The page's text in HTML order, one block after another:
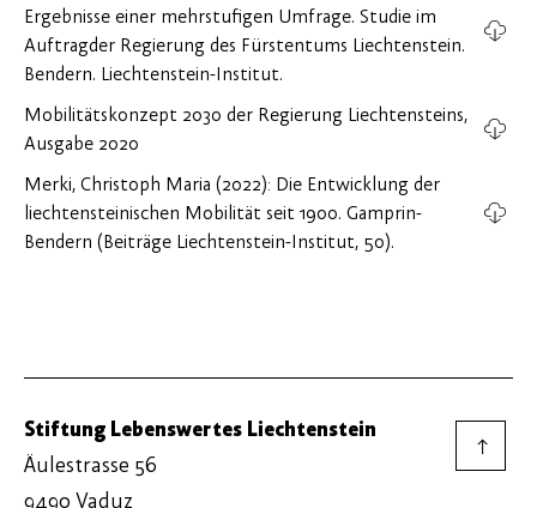
Ergebnisse einer mehrstufigen Umfrage. Studie im
Auftragder Regierung des Fürstentums Liechtenstein.
Bendern. Liechtenstein-Institut.
Mobilitätskonzept 2030 der Regierung Liechtensteins,
Ausgabe 2020
Merki, Christoph Maria (2022): Die Entwicklung der
liechtensteinischen Mobilität seit 1900. Gamprin-
Bendern (Beiträge Liechtenstein-Institut, 50).
Stiftung Lebenswertes Liechtenstein
Äulestrasse 56
9490 Vaduz
→